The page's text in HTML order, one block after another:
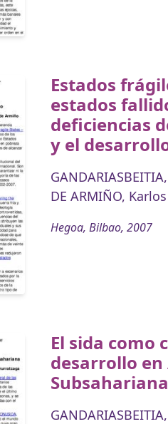
Estados
estados
deficiencias
y el
DE ARMIÑO, Karlos
Hegoa, Bilbao, 2007
El sida como
desarrollo en
Subsahariana